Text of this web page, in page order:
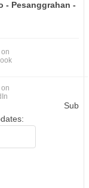
- Pesanggrahan -
Sub